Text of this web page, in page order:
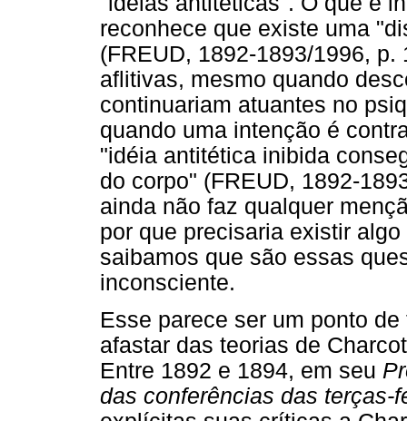
reconhece que existe uma
(FREUD, 1892-1893/1996,
aflitivas, mesmo quando
continuariam atuantes no
quando uma intenção é
"idéia antitética inibida
do corpo" (FREUD, 1892-
ainda não faz qualquer
por que precisaria existir
saibamos que são essas
inconsciente.
Esse parece ser um ponto
afastar das teorias de
Entre 1892 e 1894, em seu
das conferências das terças-